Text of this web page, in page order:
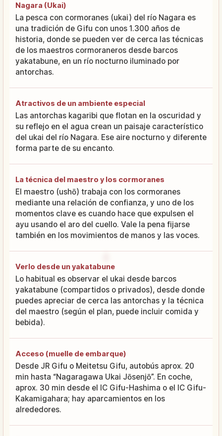
Nagara (Ukai)
La pesca con cormoranes (ukai) del río Nagara es
una tradición de Gifu con unos 1.300 años de
historia, donde se pueden ver de cerca las técnicas
de los maestros cormoraneros desde barcos
yakatabune, en un río nocturno iluminado por
antorchas.
Atractivos de un ambiente especial
Las antorchas kagaribi que flotan en la oscuridad y
su reflejo en el agua crean un paisaje característico
del ukai del río Nagara. Ese aire nocturno y diferente
forma parte de su encanto.
La técnica del maestro y los cormoranes
El maestro (ushō) trabaja con los cormoranes
mediante una relación de confianza, y uno de los
momentos clave es cuando hace que expulsen el
ayu usando el aro del cuello. Vale la pena fijarse
también en los movimientos de manos y las voces.
Verlo desde un yakatabune
Lo habitual es observar el ukai desde barcos
yakatabune (compartidos o privados), desde donde
puedes apreciar de cerca las antorchas y la técnica
del maestro (según el plan, puede incluir comida y
bebida).
Acceso (muelle de embarque)
Desde JR Gifu o Meitetsu Gifu, autobús aprox. 20
min hasta “Nagaragawa Ukai Jōsenjō”. En coche,
aprox. 30 min desde el IC Gifu-Hashima o el IC Gifu-
Kakamigahara; hay aparcamientos en los
alrededores.